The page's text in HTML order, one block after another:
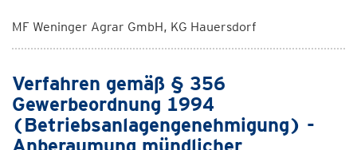
MF Weninger Agrar GmbH, KG Hauersdorf
Verfahren gemäß § 356
Gewerbeordnung 1994
(Betriebsanlagengenehmigung) -